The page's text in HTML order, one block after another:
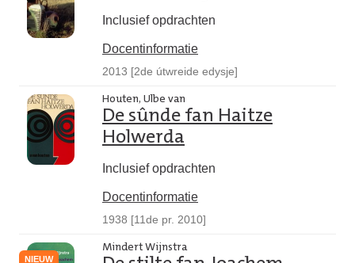
Inclusief opdrachten
Docentinformatie
2013 [2de útwreide edysje]
Houten, Ulbe van
De sûnde fan Haitze
Holwerda
Inclusief opdrachten
Docentinformatie
1938 [11de pr. 2010]
NIEUW
Mindert Wijnstra